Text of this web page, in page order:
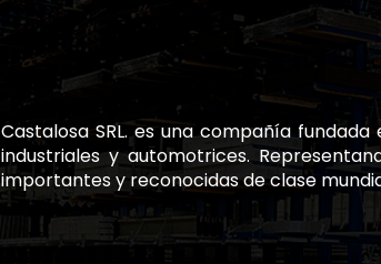
Castalosa SRL. es una compañía
industriales y automotrices.
importantes y reconocidas de clase